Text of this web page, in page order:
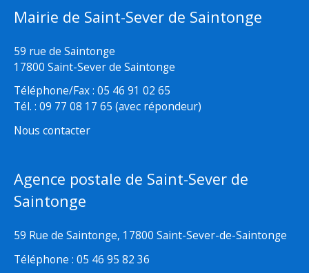
Mairie de Saint-Sever de Saintonge
59 rue de Saintonge
17800 Saint-Sever de Saintonge
Téléphone/Fax : 05 46 91 02 65
Tél. : 09 77 08 17 65 (avec répondeur)
Nous contacter
Agence postale de Saint-Sever de
Saintonge
59 Rue de Saintonge, 17800 Saint-Sever-de-Saintonge
Téléphone : 05 46 95 82 36